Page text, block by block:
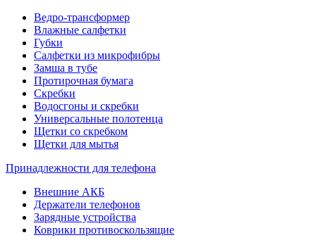
Ведро-трансформер
Влажные салфетки
Губки
Салфетки из микрофибры
Замша в тубе
Протирочная бумага
Скребки
Водосгоны и скребки
Универсальные полотенца
Щетки со скребком
Щетки для мытья
Принадлежности для телефона
Внешние АКБ
Держатели телефонов
Зарядные устройства
Коврики противоскользящие